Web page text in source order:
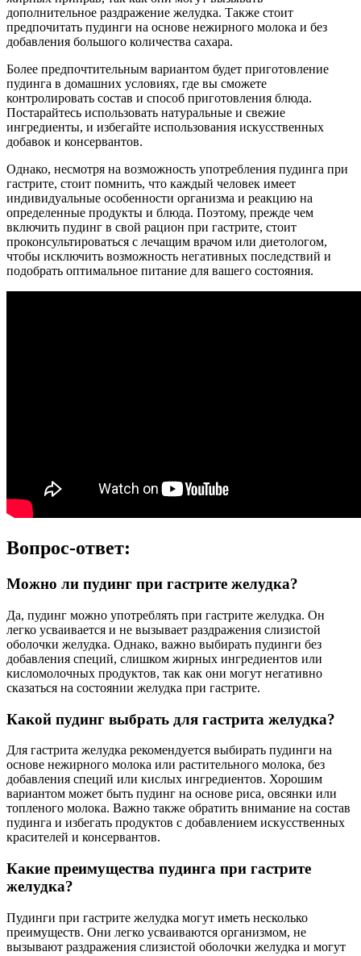
дополнительное раздражение желудка. Также стоит
предпочитать пудинги на основе нежирного молока и без
добавления большого количества сахара.
Более предпочтительным вариантом будет приготовление
пудинга в домашних условиях, где вы сможете
контролировать состав и способ приготовления блюда.
Постарайтесь использовать натуральные и свежие
ингредиенты, и избегайте использования искусственных
добавок и консервантов.
Однако, несмотря на возможность употребления пудинга при
гастрите, стоит помнить, что каждый человек имеет
индивидуальные особенности организма и реакцию на
определенные продукты и блюда. Поэтому, прежде чем
включить пудинг в свой рацион при гастрите, стоит
проконсультироваться с лечащим врачом или диетологом,
чтобы исключить возможность негативных последствий и
подобрать оптимальное питание для вашего состояния.
Вопрос-ответ:
Можно ли пудинг при гастрите желудка?
Да, пудинг можно употреблять при гастрите желудка. Он
легко усваивается и не вызывает раздражения слизистой
оболочки желудка. Однако, важно выбирать пудинги без
добавления специй, слишком жирных ингредиентов или
кисломолочных продуктов, так как они могут негативно
сказаться на состоянии желудка при гастрите.
Какой пудинг выбрать для гастрита желудка?
Для гастрита желудка рекомендуется выбирать пудинги на
основе нежирного молока или растительного молока, без
добавления специй или кислых ингредиентов. Хорошим
вариантом может быть пудинг на основе риса, овсянки или
топленого молока. Важно также обратить внимание на состав
пудинга и избегать продуктов с добавлением искусственных
красителей и консервантов.
Какие преимущества пудинга при гастрите
желудка?
Пудинги при гастрите желудка могут иметь несколько
преимуществ. Они легко усваиваются организмом, не
вызывают раздражения слизистой оболочки желудка и могут